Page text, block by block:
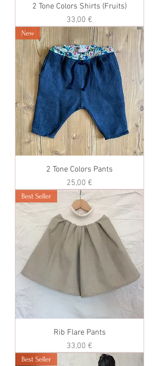
2 Tone Colors Shirts (Fruits)
価格
33,00 €
New
2 Tone Colors Pants
価格
25,00 €
Best Seller
Rib Flare Pants
価格
33,00 €
Best Seller